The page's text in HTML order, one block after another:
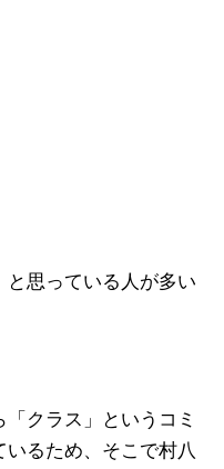
と思っている人が多い
クラス」というコミ
るため、そこで村八